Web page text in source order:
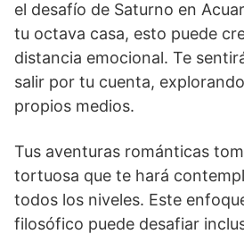
el desafío de Saturno en
tu octava casa, esto puede
distancia emocional. Te
salir por tu cuenta,
propios medios.
Tus aventuras románticas
tortuosa que te hará
todos los niveles. Este
filosófico puede desafiar